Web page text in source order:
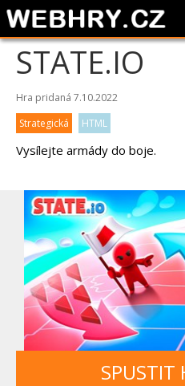
STATE.IO
Hra pridaná 7.10.2022
Strategická
HTML
Vysílejte armády do boje.
SPUSTIT